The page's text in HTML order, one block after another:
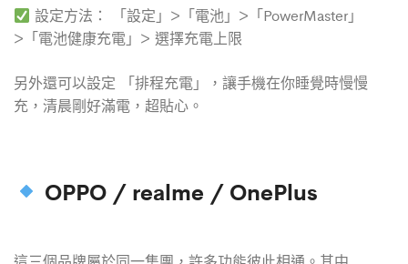
設定方法： 「設定」>「電池」>「PowerMaster」
>「電池健康充電」> 選擇充電上限
另外還可以設定 「排程充電」，讓手機在你睡覺時慢慢
充，清晨剛好滿電，超貼心。
OPPO / realme / OnePlus